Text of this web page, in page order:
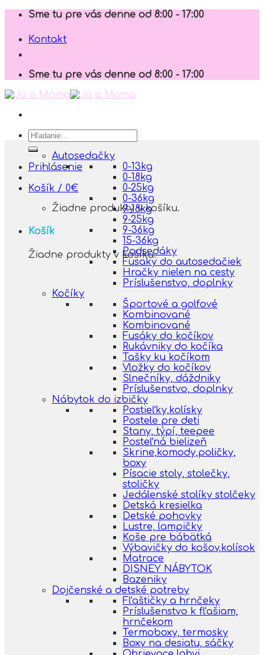
Skip
content
Sme tu pre vás denne od 8:00 - 17:00
Kontakt
Sme tu pre vás denne od 8:00 - 17:00
Hľadať:
Prihlásenie
Košík / 0€
Žiadne produkty v košíku.
Košík
Žiadne produkty v košíku.
Autosedačky
0-13kg
0-18kg
0-25kg
0-36kg
9-18kg
9-25kg
9-36kg
15-36kg
Podsedáky
Fusaky do autosedačiek
Hračky nielen na cesty
Príslušenstvo, doplnky
Kočíky
Športové a golfové
Kombinované
Kombinované
Fusáky do kočíkov
Rukávniky do kočíka
Tašky ku kočíkom
Vložky do kočíkov
Slnečníky, dáždniky
Príslušenstvo, doplnky
Nábytok do izbičky
Postieľky,kolísky
Postele pre deti
Stany, týpí, teepee
Posteľná bielizeň
Skrine,komody,poličky,
boxy
Písacie stoly, stolečky,
stoličky
Jedálenské stolíky stolčeky
Detská kresielka
Detské pohovky
Lustre, lampičky
Koše pre bábätká
Výbavičky do košov,kolísok
Matrace
DISNEY NÁBYTOK
Bazeniky
Dojčenské a detské potreby
Fľaštičky a hrnčeky
Príslušenstvo k fľašiam,
hrnčekom
Termoboxy, termosky
Boxy na desiatu, sáčky